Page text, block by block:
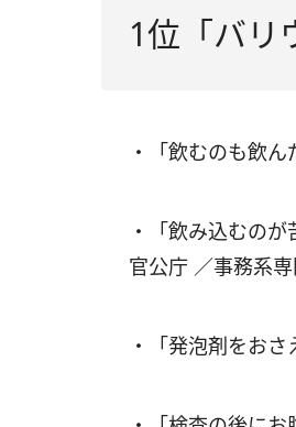
1位「バリ
・「飲むのも飲
・「飲み込むの
官公庁 ／事務系専
・「発泡剤をお